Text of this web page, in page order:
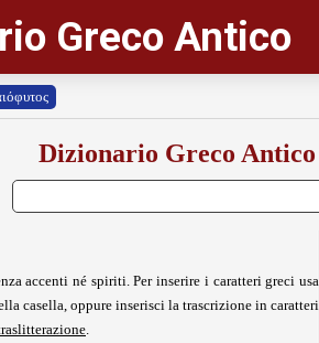
Greco Antico
Dizionario Greco
accenti né spiriti. Per inserire i caratteri greci usa
casella, oppure inserisci la trascrizione in caratteri
.